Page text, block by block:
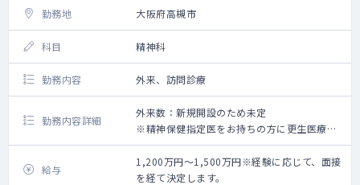
※外来の患者数としては月に5～10名ほどと
勤務地 大阪府高槻市
科目 精神科
勤務内容 外来、訪問診療
勤務内容詳細
外来数：新規開設のため未定
※精神保健指定医をお持ちの方に更生医療の
書類を作成いただきたい意向です。
【勤務内容】
給与
1,200万円～1,500万円※経験に応じて、面接
を経て決定します。